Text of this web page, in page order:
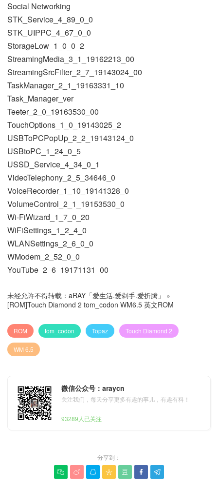
Social Networking
STK_Service_4_89_0_0
STK_UIPPC_4_67_0_0
StorageLow_1_0_0_2
StreamingMedia_3_1_19162213_00
StreamingSrcFilter_2_7_19143024_00
TaskManager_2_1_19163331_10
Task_Manager_ver
Teeter_2_0_19163530_00
TouchOptions_1_0_19143025_2
USBToPCPopUp_2_2_19143124_0
USBtoPC_1_24_0_5
USSD_Service_4_34_0_1
VideoTelephony_2_5_34646_0
VoiceRecorder_1_10_19141328_0
VolumeControl_2_1_19153530_0
Wi-FiWizard_1_7_0_20
WiFiSettings_1_2_4_0
WLANSettings_2_6_0_0
WModem_2_52_0_0
YouTube_2_6_19171131_00
未经允许不得转载： aRAY「爱生活.爱剁手.爱折腾」
»
[ROM]Touch Diamond 2 tom_codon WM6.5 英文ROM
ROM tom_codon Topaz Touch Diamond 2
WM 6.5
微信公众号：araycn
关注我们，每天分享更多有趣的事儿，有趣有料！
93289人已关注
分享到：
      